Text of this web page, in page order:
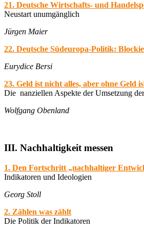
21. Deutsche Wirtschafts- und
Neustart unumgänglich
Jürgen Maier
22. Deutsche Südeuropa-Politik:
Eurydice Bersi
23. Geld ist nicht alles, aber ohne Geld
Die nanziellen Aspekte der Umsetzung
Wolfgang Obenland
III. Nachhaltigkeit messen
1. Den Fortschritt „nachhaltiger
Indikatoren und Ideologien
Georg Stoll
2. Zählen was zählt
Die Politik der Indikatoren